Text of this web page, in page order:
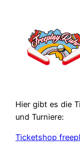
springen
Hier gibt es die
und Turniere:
Ticketshop